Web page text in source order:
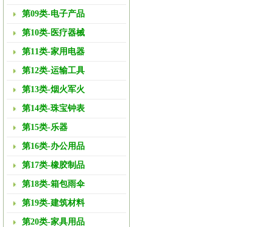
第09类-电子产品
第10类-医疗器械
第11类-家用电器
第12类-运输工具
第13类-烟火军火
第14类-珠宝钟表
第15类-乐器
第16类-办公用品
第17类-橡胶制品
第18类-箱包雨伞
第19类-建筑材料
第20类-家具用品